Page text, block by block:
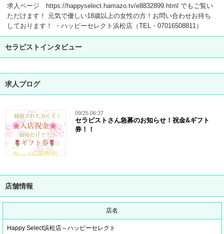
求人ページ https://happyselect.hamazo.tv/e8832899.html でもご覧い
ただけます！ 元気で優しい18歳以上の女性の方！お問い合わせお待ち
しております！ ・ハッピーセレクト浜松店（TEL・07016508811）
セラピストインタビュー
求人ブログ
09/25 06:37
セラピストさん急募のお知らせ！祝金&ギフト
券！！
店舗情報
店名
Happy Select浜松店～ハッピーセレクト